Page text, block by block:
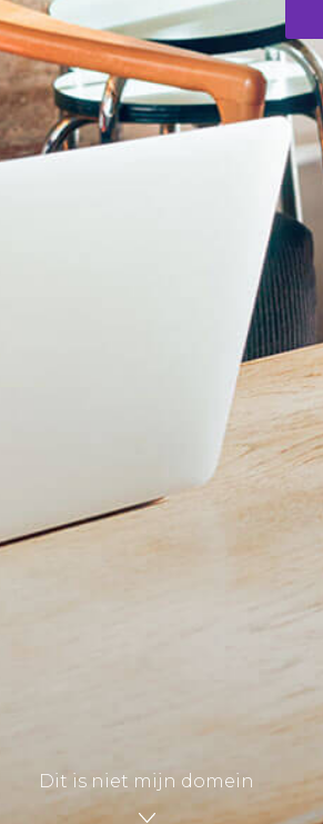
Dit is niet mijn domein